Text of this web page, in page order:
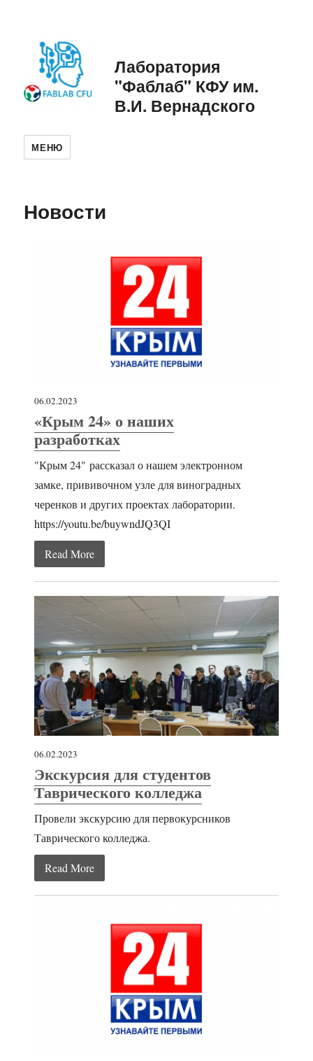
Лаборатория
"Фаблаб" КФУ им.
В.И. Вернадского
МЕНЮ
Новости
06.02.2023
«Крым 24» о наших
разработках
"Крым 24" рассказал о нашем электронном
замке, прививочном узле для виноградных
черенков и других проектах лаборатории.
https://youtu.be/buywndJQ3QI
Read More
06.02.2023
Экскурсия для студентов
Таврического колледжа
Провели экскурсию для первокурсников
Таврического колледжа.
Read More